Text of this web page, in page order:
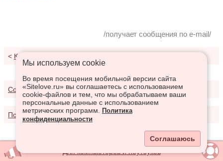
/получает сообщения по e-mail/
< К результатам поиска
Соглашение о предоставлении услуг
Политика конфиденциальности
Мы используем сookie
Во время посещения мобильной версии сайта
«Sitelove.ru» вы соглашаетесь с использованием
cookie-файлов и тем, что мы обрабатываем ваши
персональные данные с использованием
метрических программ.
Политика
конфиденциальности
Соглашаюсь
Для компьютеров и ноутбуков